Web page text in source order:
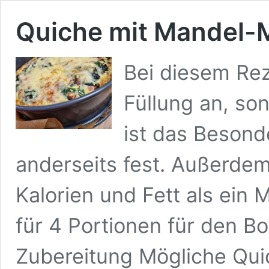
Quiche mit Mandel-
Bei diesem
Füllung an,
ist das
anderseits fest.
Kalorien und Fett als ein
für 4 Portionen für den
Zubereitung Mögliche